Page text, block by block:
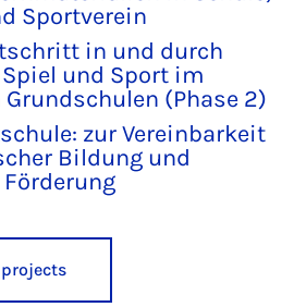
Sportverein
in und durch
Spiel und Sport im
Grundschulen (Phase 2)
zur Vereinbarkeit
Bildung und